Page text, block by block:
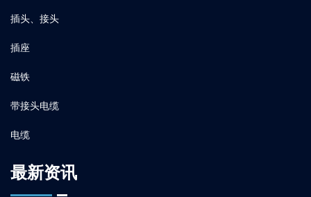
插头、接头
插座
磁铁
带接头电缆
电缆
最新资讯